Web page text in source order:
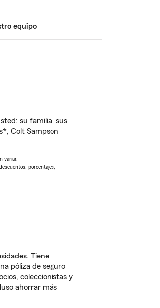
equipo
su familia, sus
Colt Sampson
variar.
porcentajes,
Tiene
póliza de seguro
coleccionistas y
ahorrar más